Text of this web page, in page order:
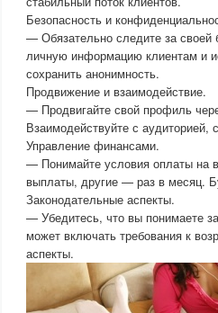
Безопасность и
— Обязательно следите за своей
личную информацию клиентам и
сохранить анонимность.
Продвижение и взаимодействие.
— Продвигайте свой профиль
Взаимодействуйте с аудиторией,
Управление финансами.
— Понимайте условия оплаты на
выплаты, другие — раз в месяц.
Законодательные аспекты.
— Убедитесь, что вы понимаете
может включать требования к
аспекты.